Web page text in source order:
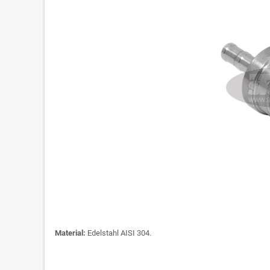
Material: Edelstahl AISI 304.